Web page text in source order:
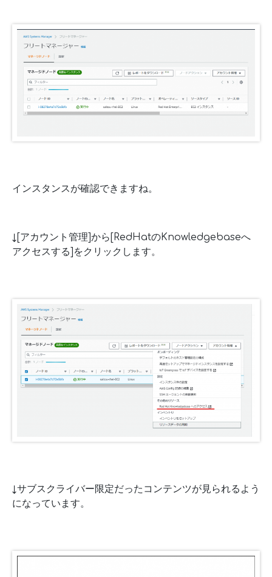
インスタンスが確認できますね。
↓[アカウント管理]から[RedHatのKnowledgebaseへ
アクセスする]をクリックします。
↓サブスクライバー限定だったコンテンツが見られるよう
になっています。